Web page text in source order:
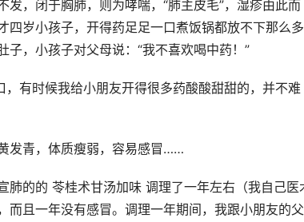
，闭于胸肺，则为哮喘，“肺主皮毛”，湿疹由此而
岁小孩子，开得药足足一口煮饭锅都放不下那么多
，小孩子对父母说：“我不喜欢喝中药！”
有时候我给小朋友开得很多药酸酸甜甜的，并不难
发青，体质瘦弱，容易感冒……
肺的的 苓桂术甘汤加味 调理了一年左右（我自己医
且一年没有感冒。调理一年期间，我跟小朋友的